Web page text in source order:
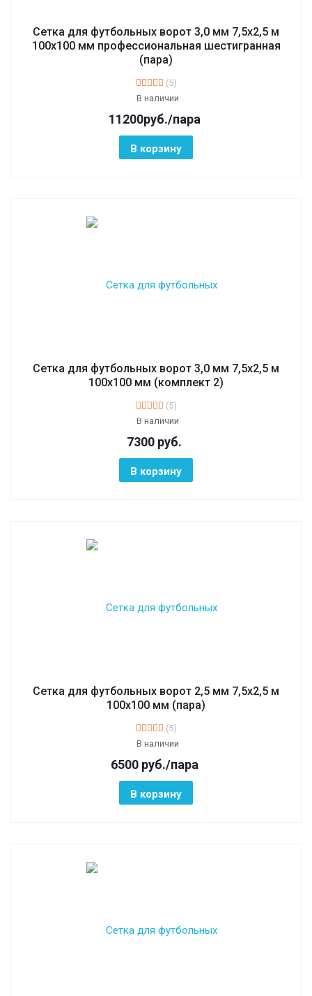
Сетка для футбольных ворот 3,0 мм 7,5х2,5 м
100х100 мм профессиональная шестигранная
(пара)
(5)
В наличии
11200руб./пара
В корзину
Сетка для футбольных ворот 3,0 мм 7,5х2,5 м
100х100 мм (комплект 2)
(5)
В наличии
7300 руб.
В корзину
Сетка для футбольных ворот 2,5 мм 7,5х2,5 м
100х100 мм (пара)
(5)
В наличии
6500 руб./пара
В корзину